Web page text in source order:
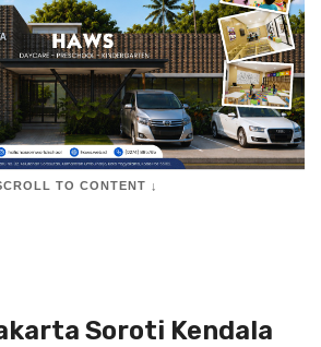
TO CONTENT ↓
Soroti Kendala